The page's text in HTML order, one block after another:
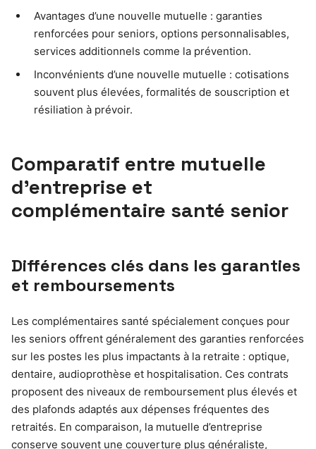
Avantages d’une nouvelle mutuelle : garanties
renforcées pour seniors, options personnalisables,
services additionnels comme la prévention.
Inconvénients d’une nouvelle mutuelle : cotisations
souvent plus élevées, formalités de souscription et
résiliation à prévoir.
Comparatif entre mutuelle
d’entreprise et
complémentaire santé senior
Différences clés dans les garanties
et remboursements
Les complémentaires santé spécialement conçues pour
les seniors offrent généralement des garanties renforcées
sur les postes les plus impactants à la retraite : optique,
dentaire, audioprothèse et hospitalisation. Ces contrats
proposent des niveaux de remboursement plus élevés et
des plafonds adaptés aux dépenses fréquentes des
retraités. En comparaison, la mutuelle d’entreprise
conserve souvent une couverture plus généraliste,